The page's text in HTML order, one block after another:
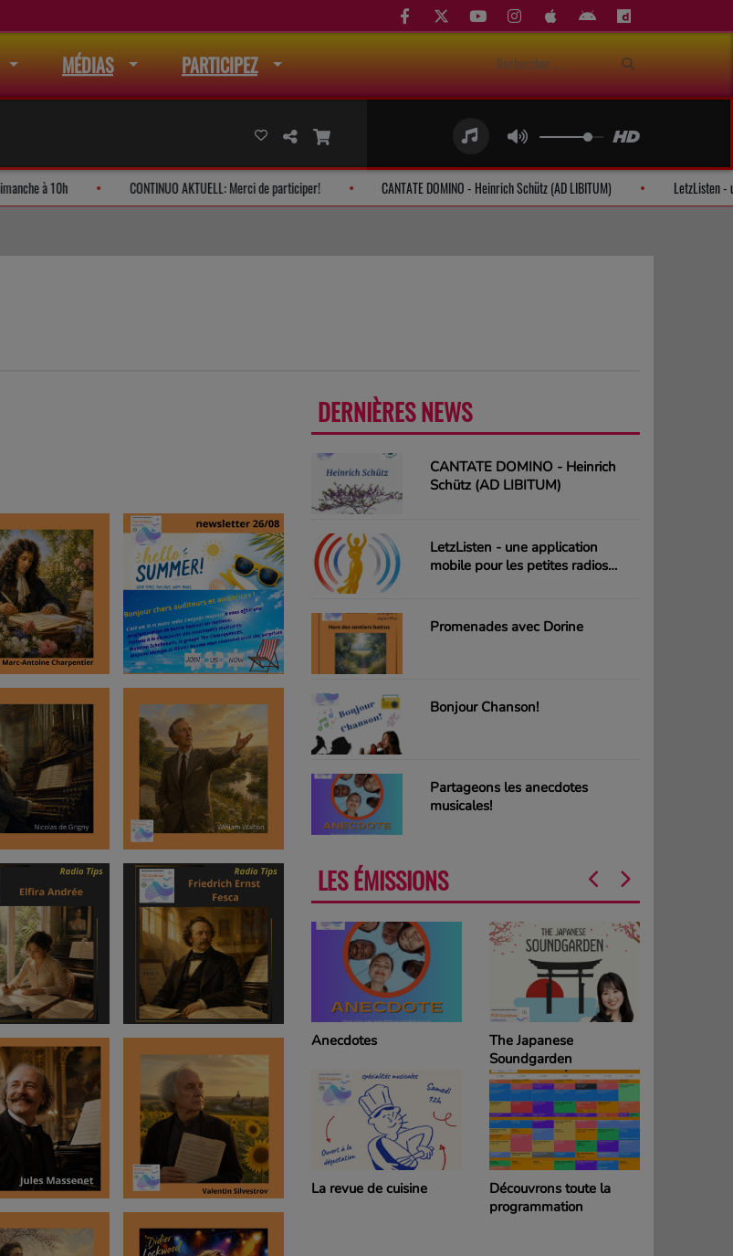
MÉDIAS PARTICIPEZ
Playing Bach: le dimanche à 10h CONTINUO AKTUELL: Merci de participer! CANTATE DOMINO - Heinrich Schütz (AD LIBITUM)
DERNIÈRES NEWS
CANTATE DOMINO - Heinrich
Schütz (AD LIBITUM)
LetzListen - une application
mobile pour les petites radios
Promenades avec Dorine
Bonjour Chanson!
Partageons les anecdotes
musicales!
LES ÉMISSIONS
Anecdotes
La revue de cuisine
The Japanese
Découvrons toute la
La Grille des
programmes
DIMANCHE
La Grille des
programmes SAMEDI